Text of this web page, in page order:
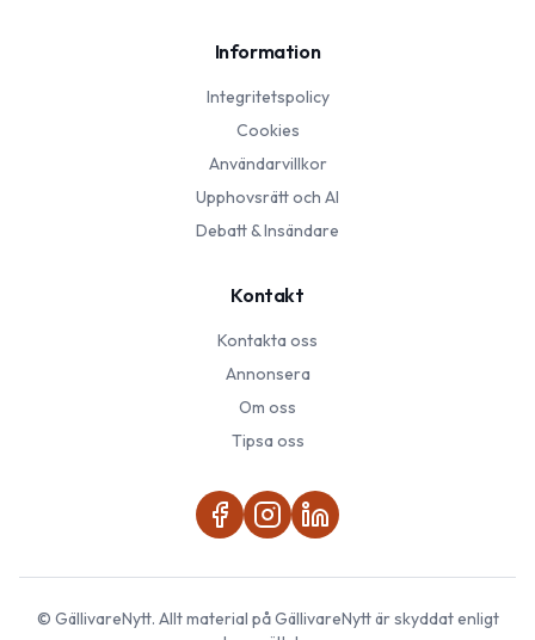
Information
Integritetspolicy
Cookies
Användarvillkor
Upphovsrätt och AI
Debatt & Insändare
Kontakt
Kontakta oss
Annonsera
Om oss
Tipsa oss
© GällivareNytt. Allt material påGällivareNyttär skyddat enligt